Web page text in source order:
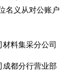
名义从对公账户
料集采分公司
都分行营业部